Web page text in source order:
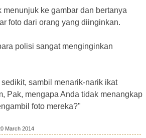
menunjuk ke gambar dan bertanya
foto dari orang yang diinginkan.
polisi sangat menginginkan
sambil menarik-narik ikat
Pak, mengapa Anda tidak menangkap
foto mereka?"
March 2014